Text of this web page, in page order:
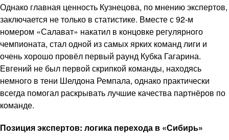
Однако главная ценность Кузнецова, по мнению экспертов,
заключается не только в статистике. Вместе с 92-м
номером «Салават» накатил в концовке регулярного
чемпионата, стал одной из самых ярких команд лиги и
очень хорошо провёл первый раунд Кубка Гагарина.
Евгений не был первой скрипкой команды, находясь
немного в тени Шелдона Ремпала, однако практически
всегда помогал раскрывать лучшие качества партнёров по
команде.
Позиция экспертов: логика перехода в «Сибирь»